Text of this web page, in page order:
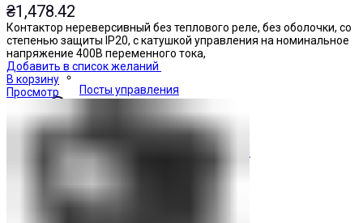
Посты управления
Зуммеры
Электрощитовое оборудование
Корпуса
₴1,478.42
Контактор нереверсивный без теплового реле, без оболочки, со
степенью защиты IP20, с катушкой управления на номинальное
напряжение 400В переменного тока,
Добавить в список желаний
В корзину
Просмотр